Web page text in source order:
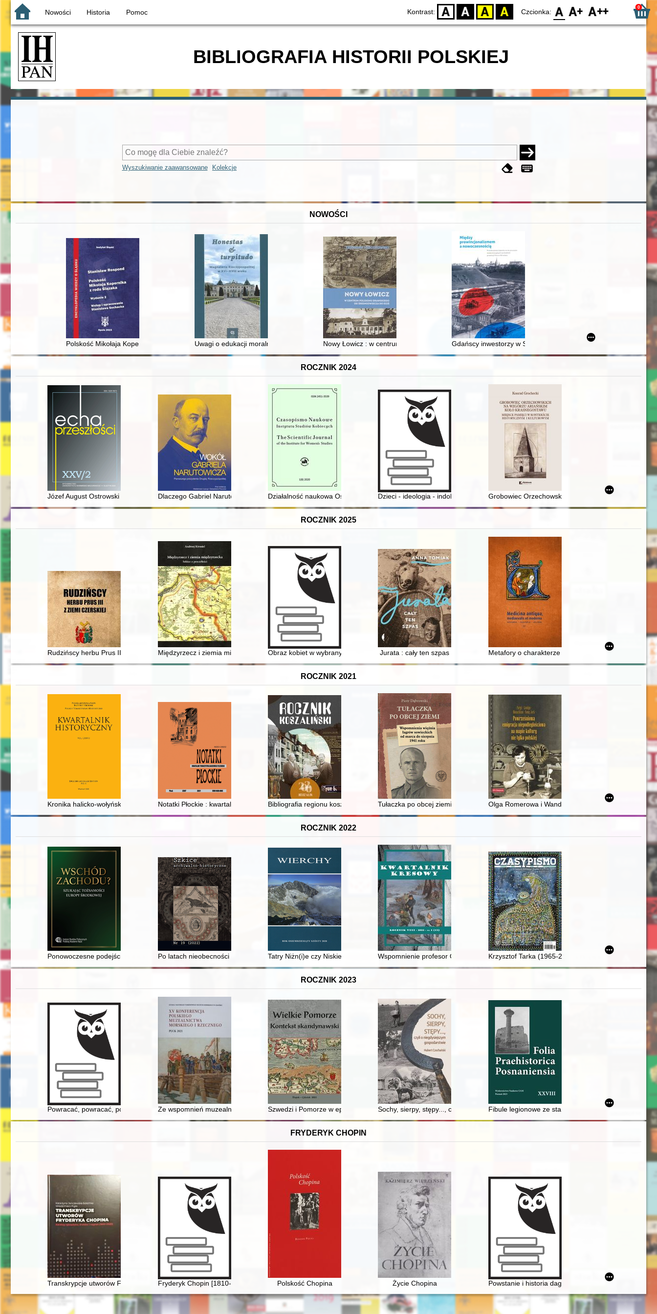
Nowości Historia Pomoc Kontrast: D BW YB BY Czcionka: F0 F1 F2 0
BIBLIOGRAFIA HISTORII POLSKIEJ
Wyszukiwanie zaawansowane Kolekcje
NOWOŚCI
Polskość Mikołaja Kopernika z rodu ŚlązakaUwagi o edukacji moralnej synów szlacheckich w XVI-wiecznej Rzeczypospolitej
Nowy Łowicz : w centrum poligonu drawskiego od średniowiecza do dziśGdańscy inwestorzy w Sopocie : prestiż finansowy i towarzyski
ROCZNIK 2024
Józef August Ostrowski of the Korab Coat of Arms (1850-1923) : landowner, citizen, politician
Dlaczego Gabriel Narutowicz został prezydentem, a jego elekcja podzieliła Polaków?
Działalność naukowa Ośrodka Badań Historii Kobiet Instytutu Studiów Kobiecych w 2019 roku
Dzieci - ideologia - indoktrynacja : czasopismo "Płomyczek" w okresie II Rzeczypospolitej,
Grobowiec Orzechowskich na Wzgórzu Ariańskim
ROCZNIK 2025
Rudzińscy herbu Prus III z ziemi ciechanowskiej w archiwaliach : ciechanowskie grodzkie wieczyste. T. 4
Międzyrzecz i ziemia międzyrzecka : szkice z przeszłościObraz kobiet w wybranych dziełach historiografii kościelnej z VI wieku. Cz. 2, The image of women in selected works of
Jurata : cały ten szpas Metafory o charakterze medycznym w listach papieża
ROCZNIK 2021
Kronika halicko-wołyńska (Kronika Romanowiczów) w latopisarskiej kolekcji historycznej - recenzja]
Notatki Płockie : kwartalnik Towarzystwa Naukowego Płockiego = Płock Notices : quarterly of the Scientific Society of Płock. 2021, [nr] 2
Bibliografia regionu koszalińskiego w wyborze : (1 stycznia 2019 - 31 grudnia 2019)
Tułaczka po obcej ziemi : wspomnienia więźnia łagrów sowieckich od marca do sierpnia
Olga Romerowa i Wanda Romerówna : działalność
ROCZNIK 2022
Ponowoczesne podejście do nowoczesnego muzeum : Muzeum Historii Polski na tle muzeów w Europie Środkowo-Wschodniej
Po latach nieobecności : realizacja projektu konserwacji-restauracji mapy ICHNOORTOGRAPHIA PLESNIACA Andreasa Hindenberga z 1636 roku
Tatry Niżn(i)e czy Niskie? Wspomnienie profesor Olgi Płamienickiej (1956-2022)Krzysztof Tarka (1965-2022) : wspomnienie
ROCZNIK 2023
Powracać, powracać, powracać... do Wroczyna : sztambuch Anny i Tadeusza Gustawa Jackowskich
Ze wspomnień muzealnika : ocena aktualnego stanu rozwoju muzealnictwa morskiego i rzecznego w Polsce : testament muzealnika
Szwedzi i Pomorze w epice Henryka SienkiewiczaSochy, sierpy, stępy..., czyli O niegdysiejszym gospodarstwieFibule legionowe ze stanowiska w Kwiatkowie, gm.
FRYDERYK CHOPIN
Transkrypcje utworów Fryderyka Chopina : katalog rękopisów, druków i nagrań (1830-2020)
Fryderyk Chopin [1810-1849] Polskość Chopina Życie Chopina Powstanie i historia dagerotypowych wizerunków